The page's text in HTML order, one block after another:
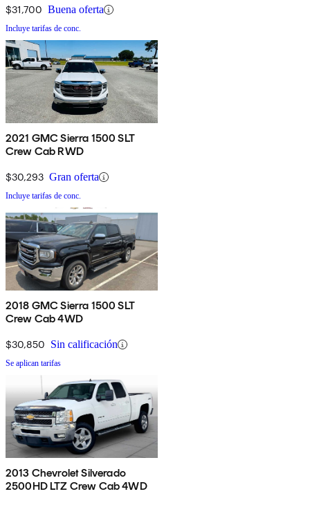
$31,700 Buena oferta
Incluye tarifas de conc.
2021 GMC Sierra 1500 SLT
Crew Cab RWD
$30,293 Gran oferta
Incluye tarifas de conc.
2018 GMC Sierra 1500 SLT
Crew Cab 4WD
$30,850 Sin calificación
Se aplican tarifas
2013 Chevrolet Silverado
2500HD LTZ Crew Cab 4WD